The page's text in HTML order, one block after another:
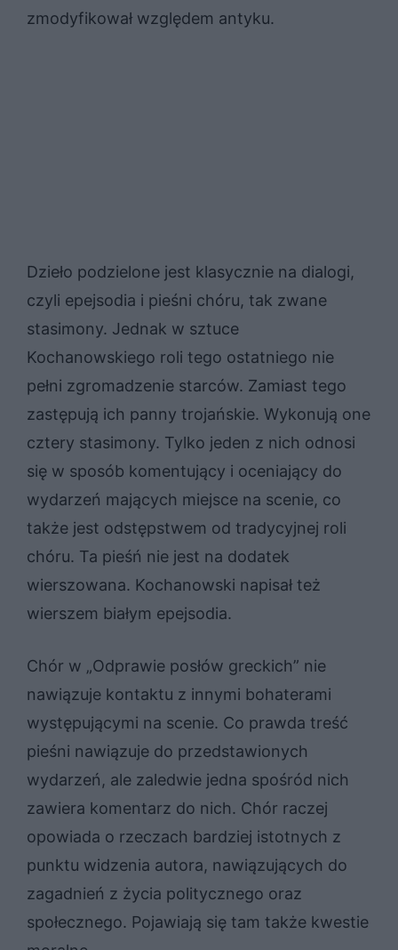
zmodyfikował względem antyku.
Dzieło podzielone jest klasycznie na dialogi,
czyli epejsodia i pieśni chóru, tak zwane
stasimony. Jednak w sztuce
Kochanowskiego roli tego ostatniego nie
pełni zgromadzenie starców. Zamiast tego
zastępują ich panny trojańskie. Wykonują one
cztery stasimony. Tylko jeden z nich odnosi
się w sposób komentujący i oceniający do
wydarzeń mających miejsce na scenie, co
także jest odstępstwem od tradycyjnej roli
chóru. Ta pieśń nie jest na dodatek
wierszowana. Kochanowski napisał też
wierszem białym epejsodia.
Chór w „Odprawie posłów greckich” nie
nawiązuje kontaktu z innymi bohaterami
występującymi na scenie. Co prawda treść
pieśni nawiązuje do przedstawionych
wydarzeń, ale zaledwie jedna spośród nich
zawiera komentarz do nich. Chór raczej
opowiada o rzeczach bardziej istotnych z
punktu widzenia autora, nawiązujących do
zagadnień z życia politycznego oraz
społecznego. Pojawiają się tam także kwestie